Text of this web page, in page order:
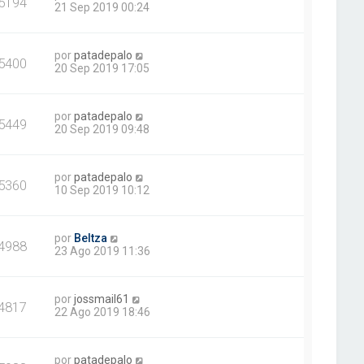
21 Sep 2019 00:24
5400 porpatadepalo
20 Sep 2019 17:05
5449 porpatadepalo
20 Sep 2019 09:48
5360 porpatadepalo
10 Sep 2019 10:12
por Beltza
23 Ago 2019 11:36
porjossmail61
22 Ago 2019 18:46
porpatadepalo